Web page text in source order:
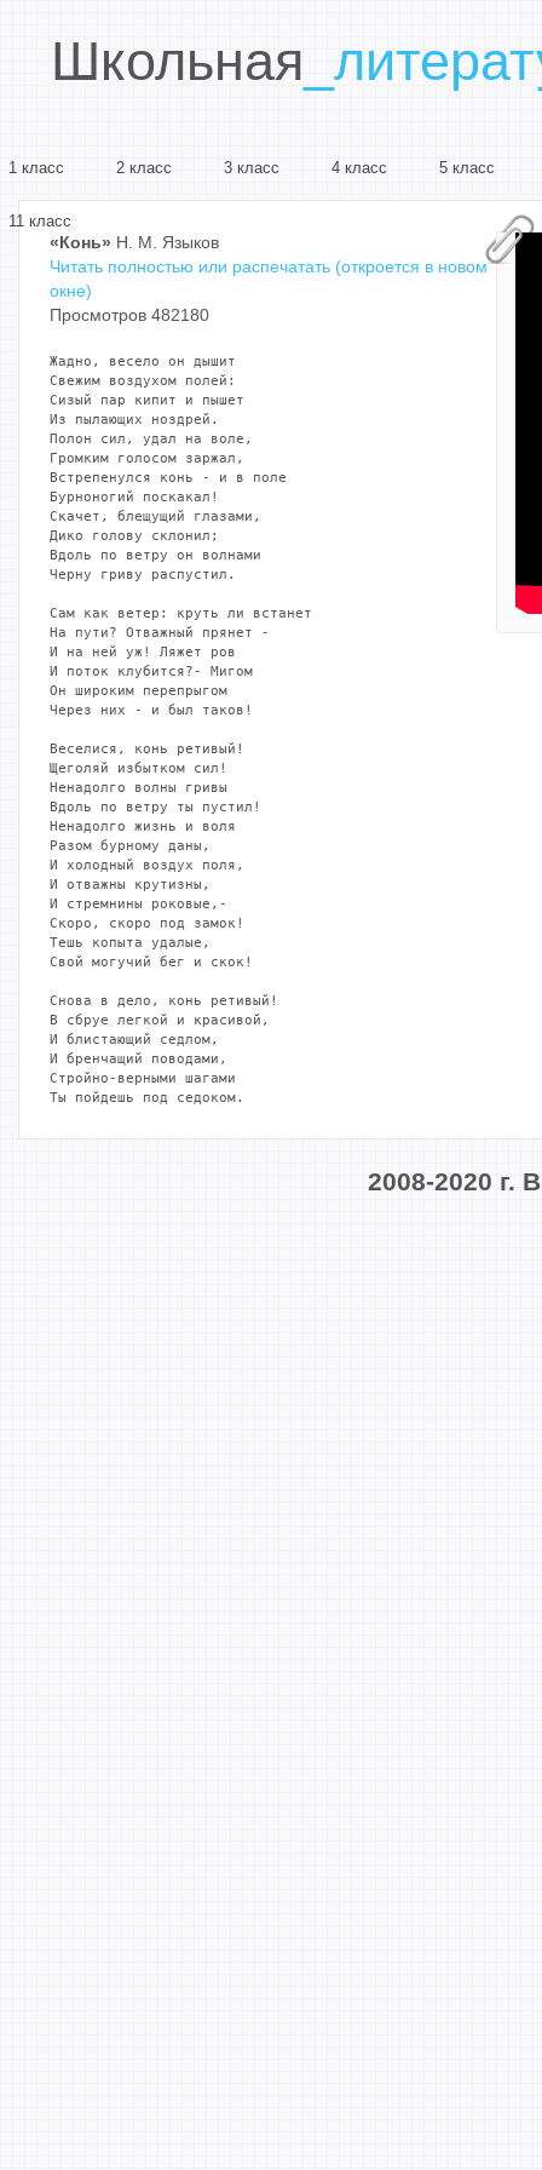
Школьная
1 класс 2 класс 3 класс 4 класс 5 класс
11 класс
«Конь» Н. М. Языков
Читать полностью или распечатать (откроется в новом
окне)
Просмотров 482180
Жадно, весело он дышит
Свежим воздухом полей:
Сизый пар кипит и пышет
Из пылающих ноздрей.
Полон сил, удал на воле,
Громким голосом заржал,
Встрепенулся конь - и в поле
Бурноногий поскакал!
Скачет, блещущий глазами,
Дико голову склонил;
Вдоль по ветру он волнами
Черну гриву распустил.
Сам как ветер: круть ли встанет
На пути? Отважный прянет -
И на ней уж! Ляжет ров
И поток клубится?- Мигом
Он широким перепрыгом
Через них - и был таков!
Веселися, конь ретивый!
Щеголяй избытком сил!
Ненадолго волны гривы
Вдоль по ветру ты пустил!
Ненадолго жизнь и воля
Разом бурному даны,
И холодный воздух поля,
И отважны крутизны,
И стремнины роковые,-
Скоро, скоро под замок!
Тешь копыта удалые,
Свой могучий бег и скок!
Снова в дело, конь ретивый!
В сбруе легкой и красивой,
И блистающий седлом,
И бренчащий поводами,
Стройно-верными шагами
Ты пойдешь под седоком.
2008-2020 г.